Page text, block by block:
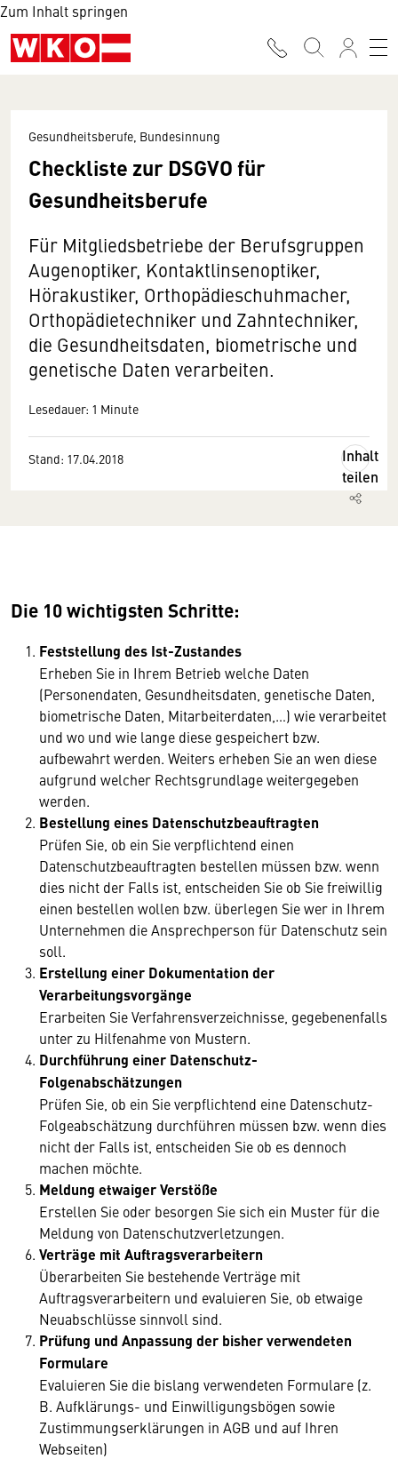
Zum Inhalt springen
Gesundheitsberufe, Bundesinnung
Checkliste zur DSGVO für
Gesundheitsberufe
Für Mitgliedsbetriebe der Berufsgruppen
Augenoptiker, Kontaktlinsenoptiker,
Hörakustiker, Orthopädieschuhmacher,
Orthopädietechniker und Zahntechniker,
die Gesundheitsdaten, biometrische und
genetische Daten verarbeiten.
Lesedauer: 1 Minute
Stand: 17.04.2018
Inhalt
teilen
Die 10 wichtigsten Schritte:
Feststellung des Ist-Zustandes
Erheben Sie in Ihrem Betrieb welche Daten
(Personendaten, Gesundheitsdaten, genetische Daten,
biometrische Daten, Mitarbeiterdaten,…) wie verarbeitet
und wo und wie lange diese gespeichert bzw.
aufbewahrt werden. Weiters erheben Sie an wen diese
aufgrund welcher Rechtsgrundlage weitergegeben
werden.
Bestellung eines Datenschutzbeauftragten
Prüfen Sie, ob ein Sie verpflichtend einen
Datenschutzbeauftragten bestellen müssen bzw. wenn
dies nicht der Falls ist, entscheiden Sie ob Sie freiwillig
einen bestellen wollen bzw. überlegen Sie wer in Ihrem
Unternehmen die Ansprechperson für Datenschutz sein
soll.
Erstellung einer Dokumentation der
Verarbeitungsvorgänge
Erarbeiten Sie Verfahrensverzeichnisse, gegebenenfalls
unter zu Hilfenahme von Mustern.
Durchführung einer Datenschutz-
Folgenabschätzungen
Prüfen Sie, ob ein Sie verpflichtend eine Datenschutz-
Folgeabschätzung durchführen müssen bzw. wenn dies
nicht der Falls ist, entscheiden Sie ob es dennoch
machen möchte.
Meldung etwaiger Verstöße
Erstellen Sie oder besorgen Sie sich ein Muster für die
Meldung von Datenschutzverletzungen.
Verträge mit Auftragsverarbeitern
Überarbeiten Sie bestehende Verträge mit
Auftragsverarbeitern und evaluieren Sie, ob etwaige
Neuabschlüsse sinnvoll sind.
Prüfung und Anpassung der bisher verwendeten
Formulare
Evaluieren Sie die bislang verwendeten Formulare (z.
B. Aufklärungs- und Einwilligungsbögen sowie
Zustimmungserklärungen in AGB und auf Ihren
Webseiten)